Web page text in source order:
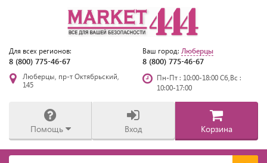
Для всех регионов:
8 (800) 775-46-67
Ваш город: Люберцы
8 (800) 775-46-67
Люберцы, пр-т Октябрьский,
145
Пн-Пт : 10:00-18:00 Сб,Вс :
10:00-17:00
Помощь Вход Корзина